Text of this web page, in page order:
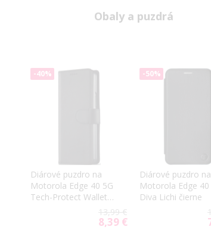
Obaly a puzdrá
-40%
Diárové puzdro na
Motorola Edge 40 5G
Tech-Protect Wallet
13,99 €
Special
8,39 €
-50%
Diárové puzdro na
Motorola Edge 40
Diva Lichi čierne